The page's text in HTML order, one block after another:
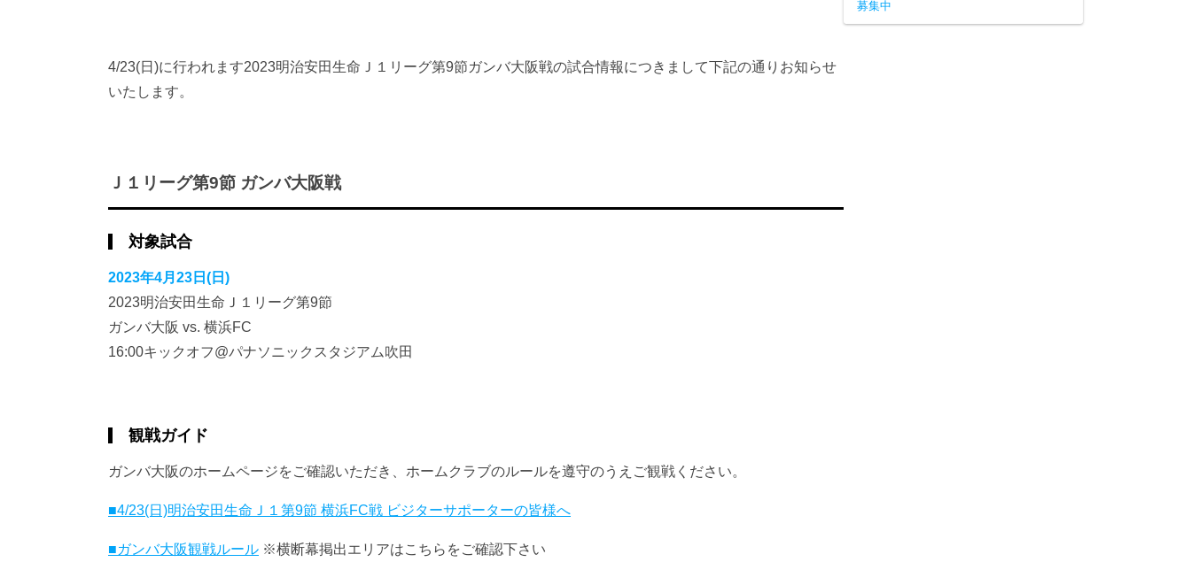
4/23(日)に行われます2023明治安田生命Ｊ１リーグ第9節ガンバ大阪戦の試合情報につきまして下記の通りお知らせ
いたします。
Ｊ１リーグ第9節 ガンバ大阪戦
対象試合
2023年4月23日(日)
2023明治安田生命Ｊ１リーグ第9節
ガンバ大阪 vs. 横浜FC
16:00キックオフ@パナソニックスタジアム吹田
観戦ガイド
ガンバ大阪のホームページをご確認いただき、ホームクラブのルールを遵守のうえご観戦ください。
■4/23(日)明治安田生命Ｊ１第9節 横浜FC戦 ビジターサポーターの皆様へ
■ガンバ大阪観戦ルール ※横断幕掲出エリアはこちらをご確認下さい
募集中